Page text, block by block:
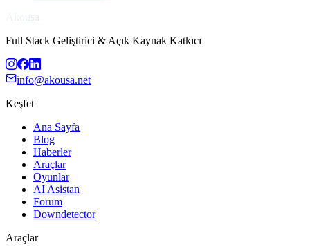
Akousa
Full Stack Geliştirici & Açık Kaynak Katkıcı
info@akousa.net
Keşfet
Ana Sayfa
Blog
Haberler
Araçlar
Oyunlar
AI Asistan
Forum
Downdetector
Araçlar